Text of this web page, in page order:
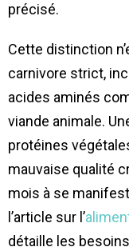
précisé.
Cette distinction
carnivore strict,
acides aminés
viande animale.
protéines
mauvaise qualité
mois à se
l’article sur l’
détaille les